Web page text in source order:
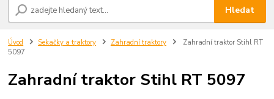
Hledat
Úvod Sekačky a traktory Zahradní traktory
Zahradní traktor Stihl RT
5097
Zahradní traktor Stihl RT 5097